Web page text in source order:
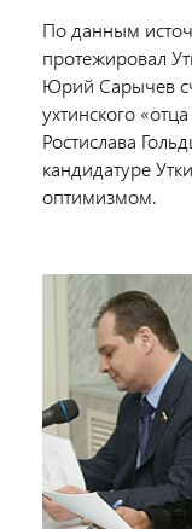
По данным
протежировал
Юрий Сарычев
ухтинского
Ростислава
кандидатуре
оптимизмом.